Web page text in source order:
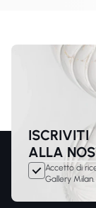
ISCRIVITI
ALLA
Accetto di
Gallery